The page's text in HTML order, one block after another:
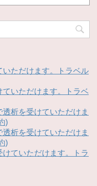
ただけます。トラベル
いただけます。トラベ
析を受けていただけま
)
析を受けていただけま
)
ていただけます。トラ